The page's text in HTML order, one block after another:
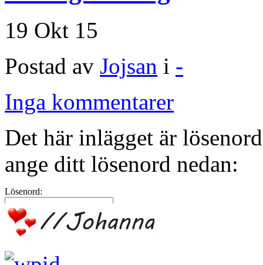
19 Okt 15
Postad av Jojsan i -
Inga kommentarer
Det här inlägget är
ange ditt lösenord nedan:
Lösenord: